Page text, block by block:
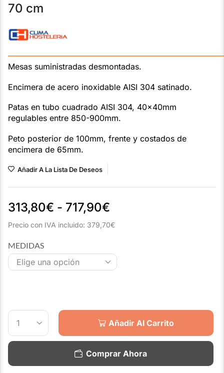
70 cm
Mesas suministradas desmontadas.
Encimera de acero inoxidable AISI 304 satinado.
Patas en tubo cuadrado AISI 304, 40x40mm
regulables entre 850-900mm.
Peto posterior de 100mm, frente y costados de
encimera de 65mm.
Añadir A La Lista De Deseos
313,80€ - 717,90€
Precio con IVA incluido: 379,70€
MEDIDAS
Añadir Al Carrito
Comprar Ahora